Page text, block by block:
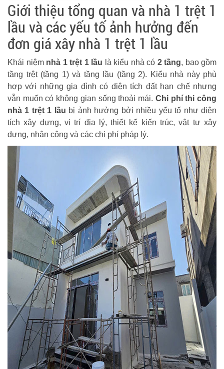
Giới thiệu tổng quan và nhà 1 trệt 1
lầu và các yếu tố ảnh hưởng đến
đơn giá xây nhà 1 trệt 1 lầu
Khái niệm nhà 1 trệt 1 lầu là kiểu nhà có 2 tầng, bao gồm
tầng trệt (tầng 1) và tầng lầu (tầng 2). Kiểu nhà này phù
hợp với những gia đình có diện tích đất hạn chế nhưng
vẫn muốn có không gian sống thoải mái. Chi phí thi công
nhà 1 trệt 1 lầu bị ảnh hưởng bởi nhiều yếu tố như diện
tích xây dựng, vị trí địa lý, thiết kế kiến trúc, vật tư xây
dựng, nhân công và các chi phí pháp lý.